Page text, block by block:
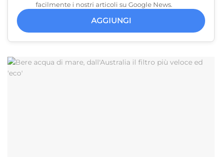
facilmente i nostri articoli su Google News.
AGGIUNGI